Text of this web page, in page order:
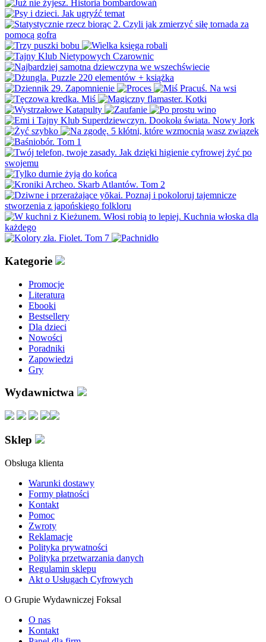
Kategorie
Promocje
Literatura
Ebooki
Bestsellery
Dla dzieci
Nowości
Poradniki
Zapowiedzi
Gry
Wydawnictwa
Sklep
Obsługa klienta
Warunki dostawy
Formy płatności
Kontakt
Pomoc
Zwroty
Reklamacje
Polityka prywatności
Polityka przetwarzania danych
Regulamin sklepu
Akt o Usługach Cyfrowych
O Grupie Wydawniczej Foksal
O nas
Kontakt